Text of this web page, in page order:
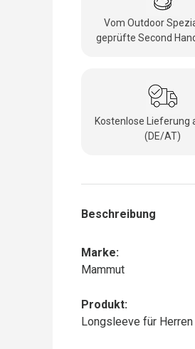
Vom Outdoor
geprüfte Second
Kostenlose Lieferung
(DE/AT)
Beschreibung
Marke:
Mammut
Produkt:
Longsleeve für Herren